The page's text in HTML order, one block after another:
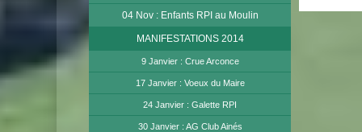
04 Nov : Enfants RPI au Moulin
MANIFESTATIONS 2014
9 Janvier : Crue Arconce
17 Janvier : Voeux du Maire
24 Janvier : Galette RPI
30 Janvier : AG Club Ainés